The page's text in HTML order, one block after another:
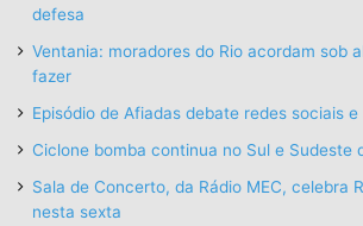
defesa
Ventania: moradores do Rio acordam sob
fazer
Episódio de Afiadas debate redes sociais
Ciclone bomba continua no Sul e Sudeste
Sala de Concerto, da Rádio MEC, celebra
nesta sexta